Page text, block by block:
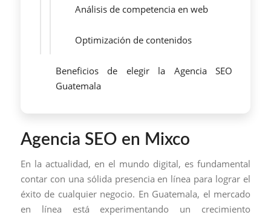
Análisis de competencia en web
Optimización de contenidos
Beneficios de elegir la Agencia SEO
Guatemala
Agencia SEO en Mixco
En la actualidad, en el mundo digital, es fundamental
contar con una sólida presencia en línea para lograr el
éxito de cualquier negocio. En Guatemala, el mercado
en línea está experimentando un crecimiento